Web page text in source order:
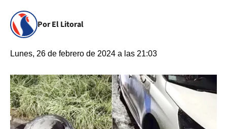
Por El Litoral
Lunes, 26 de febrero de 2024 a las 21:03